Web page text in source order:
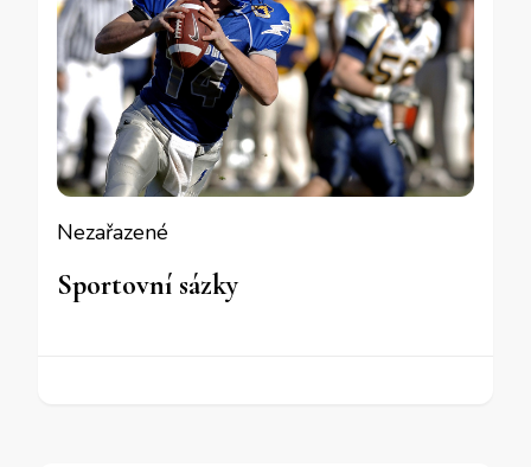
Nezařazené
Sportovní sázky